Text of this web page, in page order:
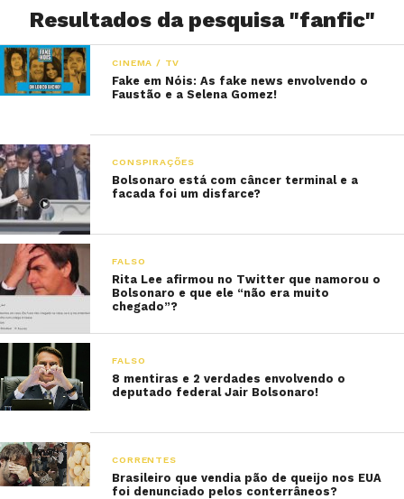
Resultados da pesquisa "fanfic"
CINEMA / TV
Fake em Nóis: As fake news envolvendo o
Faustão e a Selena Gomez!
CONSPIRAÇÕES
Bolsonaro está com câncer terminal e a
facada foi um disfarce?
FALSO
Rita Lee afirmou no Twitter que namorou o
Bolsonaro e que ele “não era muito
chegado”?
FALSO
8 mentiras e 2 verdades envolvendo o
deputado federal Jair Bolsonaro!
CORRENTES
Brasileiro que vendia pão de queijo nos EUA
foi denunciado pelos conterrâneos?